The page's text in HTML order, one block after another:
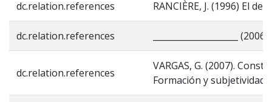
dc.relation.references RANCIÈRE, J. (1996) El
dc.relation.references ____________________
dc.relation.references
VARGAS, G. (2007).
Formación y